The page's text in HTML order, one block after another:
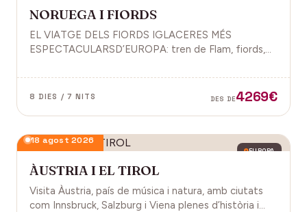
NORUEGA I FIORDS
EL VIATGE DELS FIORDS IGLACERES MÉS
ESPECTACULARSD’EUROPA: tren de Flam, fiords,
8 DIES / 7 NITS DES DE4269€
EUROPA
18 agost 2026
ÀUSTRIA I EL TIROL
Visita Àustria, país de música i natura, amb ciutats
com Innsbruck, Salzburg i Viena plenes d’història i